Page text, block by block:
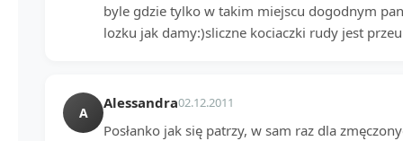
byle gdzie tylko w takim miejscu dogodnym
lozku jak damy:)sliczne kociaczki rudy jest
A
Alessandra02.12.2011
Posłanko jak się patrzy, w sam raz dla